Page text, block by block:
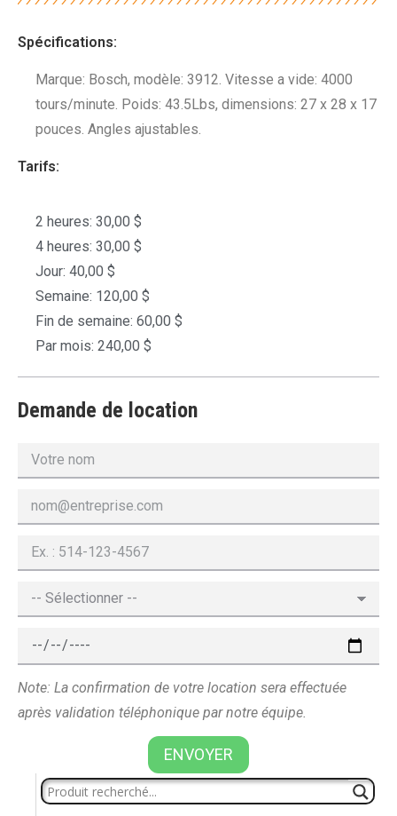
Spécifications:
Marque: Bosch, modèle: 3912. Vitesse a vide: 4000
tours/minute. Poids: 43.5Lbs, dimensions: 27 x 28 x 17
pouces. Angles ajustables.
Tarifs:
2 heures: 30,00 $
4 heures: 30,00 $
Jour: 40,00 $
Semaine: 120,00 $
Fin de semaine: 60,00 $
Par mois: 240,00 $
Demande de location
Note: La confirmation de votre location sera effectuée
après validation téléphonique par notre équipe.
ENVOYER